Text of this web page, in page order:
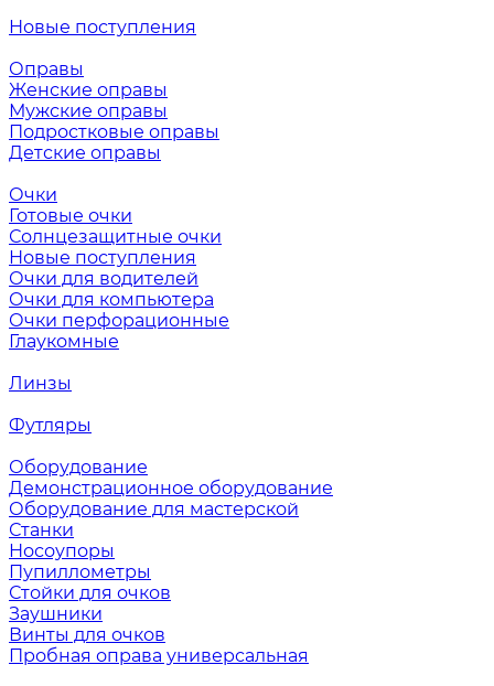
Новые поступления
Оправы
Женские оправы
Мужские оправы
Подростковые оправы
Детские оправы
Очки
Готовые очки
Солнцезащитные очки
Новые поступления
Очки для водителей
Очки для компьютера
Очки перфорационные
Глаукомные
Линзы
Футляры
Оборудование
Демонстрационное оборудование
Оборудование для мастерской
Станки
Носоупоры
Пупиллометры
Стойки для очков
Заушники
Винты для очков
Пробная оправа универсальная